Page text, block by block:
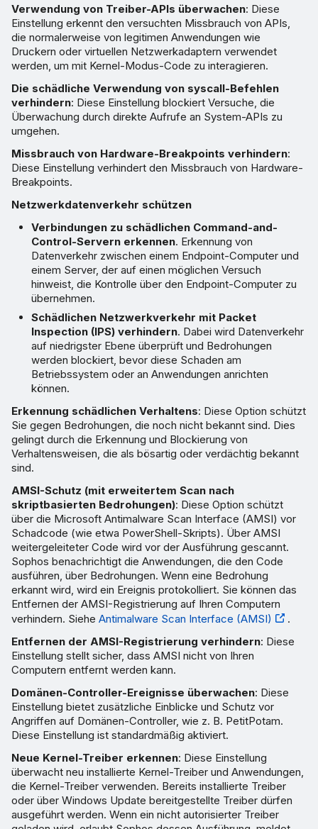
Verwendung von Treiber-APIs überwachen: Diese
Einstellung erkennt den versuchten Missbrauch von APIs,
die normalerweise von legitimen Anwendungen wie
Druckern oder virtuellen Netzwerkadaptern verwendet
werden, um mit Kernel-Modus-Code zu interagieren.
Die schädliche Verwendung von syscall-Befehlen
verhindern: Diese Einstellung blockiert Versuche, die
Überwachung durch direkte Aufrufe an System-APIs zu
umgehen.
Missbrauch von Hardware-Breakpoints verhindern:
Diese Einstellung verhindert den Missbrauch von Hardware-
Breakpoints.
Netzwerkdatenverkehr schützen
Verbindungen zu schädlichen Command-and-
Control-Servern erkennen. Erkennung von
Datenverkehr zwischen einem Endpoint-Computer und
einem Server, der auf einen möglichen Versuch
hinweist, die Kontrolle über den Endpoint-Computer zu
übernehmen.
Schädlichen Netzwerkverkehr mit Packet
Inspection (IPS) verhindern. Dabei wird Datenverkehr
auf niedrigster Ebene überprüft und Bedrohungen
werden blockiert, bevor diese Schaden am
Betriebssystem oder an Anwendungen anrichten
können.
Erkennung schädlichen Verhaltens: Diese Option schützt
Sie gegen Bedrohungen, die noch nicht bekannt sind. Dies
gelingt durch die Erkennung und Blockierung von
Verhaltensweisen, die als bösartig oder verdächtig bekannt
sind.
AMSI-Schutz (mit erweitertem Scan nach
skriptbasierten Bedrohungen): Diese Option schützt
über die Microsoft Antimalware Scan Interface (AMSI) vor
Schadcode (wie etwa PowerShell-Skripts). Über AMSI
weitergeleiteter Code wird vor der Ausführung gescannt.
Sophos benachrichtigt die Anwendungen, die den Code
ausführen, über Bedrohungen. Wenn eine Bedrohung
erkannt wird, wird ein Ereignis protokolliert. Sie können das
Entfernen der AMSI-Registrierung auf Ihren Computern
verhindern. Siehe Antimalware Scan Interface (AMSI)
.
Entfernen der AMSI-Registrierung verhindern: Diese
Einstellung stellt sicher, dass AMSI nicht von Ihren
Computern entfernt werden kann.
Domänen-Controller-Ereignisse überwachen: Diese
Einstellung bietet zusätzliche Einblicke und Schutz vor
Angriffen auf Domänen-Controller, wie z. B. PetitPotam.
Diese Einstellung ist standardmäßig aktiviert.
Neue Kernel-Treiber erkennen: Diese Einstellung
überwacht neu installierte Kernel-Treiber und Anwendungen,
die Kernel-Treiber verwenden. Bereits installierte Treiber
oder über Windows Update bereitgestellte Treiber dürfen
ausgeführt werden. Wenn ein nicht autorisierter Treiber